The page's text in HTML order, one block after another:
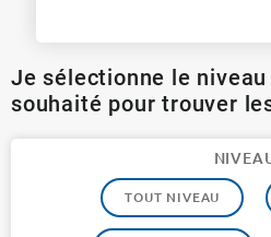
Je sélectionne le
souhaité pour trouver
TOUT NIVEAU